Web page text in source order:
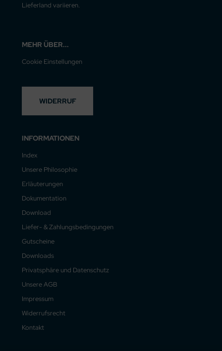
Lieferland variieren.
MEHR ÜBER...
Cookie Einstellungen
WIDERRUF
INFORMATIONEN
Index
Unsere Philosophie
Erläuterungen
Dokumentation
Download
Liefer- & Zahlungsbedingungen
Gutscheine
Downloads
Privatsphäre und Datenschutz
Unsere AGB
Impressum
Widerrufsrecht
Kontakt